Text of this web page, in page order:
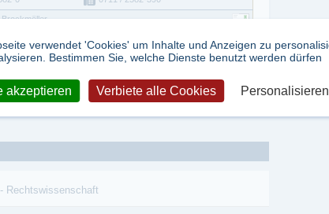
Brockmöller
tweet teilen
- Rechtswissenschaft
verwendet 'Cookies' um Inhalte und Anzeigen zu
Bestimmen Sie, welche Dienste benutzt werden dürfen
akzeptieren Verbiete alle Cookies Personalisieren